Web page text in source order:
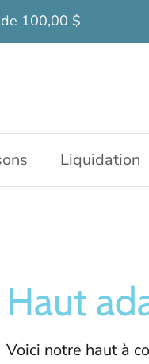
100,00 $
Liquidation
Haut
Voici notre haut à